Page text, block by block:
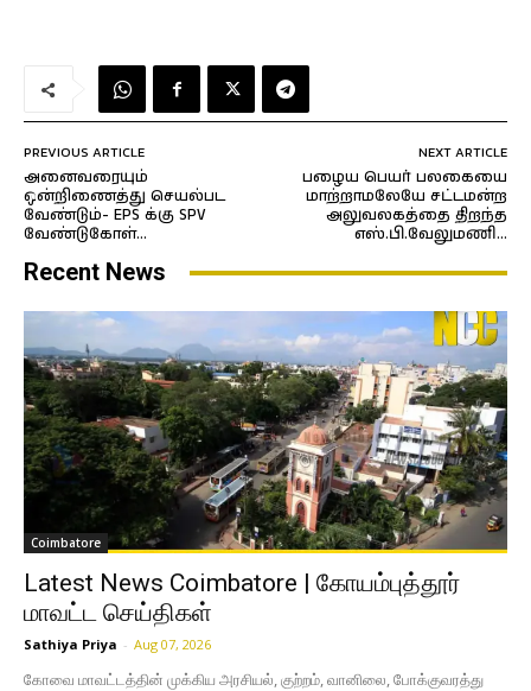
PREVIOUS ARTICLE
அனைவரையும்
ஒன்றிணைத்து செயல்பட
வேண்டும்- EPS க்கு SPV
வேண்டுகோள்…
NEXT ARTICLE
பழைய பெயர் பலகையை
மாற்றாமலேயே சட்டமன்ற
அலுவலகத்தை திறந்த
எஸ்.பி.வேலுமணி…
Recent News
Coimbatore
Latest News Coimbatore | கோயம்புத்தூர்
மாவட்ட செய்திகள்
Sathiya Priya - Aug 07, 2026
கோவை மாவட்டத்தின் முக்கிய அரசியல், குற்றம், வானிலை, போக்குவரத்து